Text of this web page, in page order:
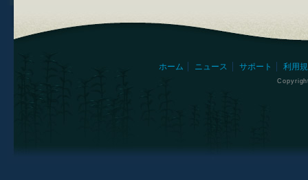
ホーム ニュース サポート 利用